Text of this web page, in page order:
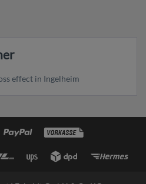
effect in Ingelheim